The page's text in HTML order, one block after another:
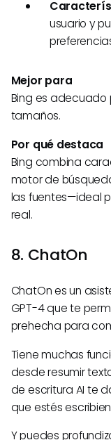
usuario y
Mejor para
Bing es adecuado
tamaños.
Por qué destaca
Bing combina
motor de
las fuentes—ideal
real.
8. ChatOn
ChatOn es un
GPT-4 que te
prehecha para
Tiene muchas
desde resumir
de escritura AI te
que estés
Y puedes